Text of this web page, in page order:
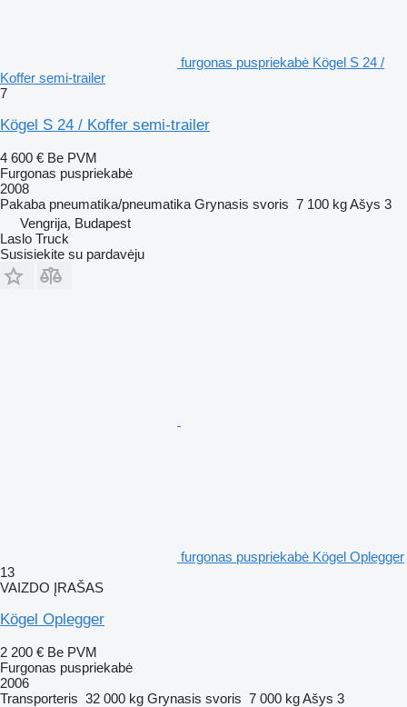
furgonas puspriekabė Kögel S 24 /
Koffer semi-trailer
7
Kögel S 24 / Koffer semi-trailer
4 600 € Be PVM
Furgonas puspriekabė
2008
Pakaba pneumatika/pneumatika Grynasis svoris 7 100 kgAšys 3
Vengrija, Budapest
Laslo Truck
Susisiekite su pardavėju
furgonas puspriekabė Kögel Oplegger
13
VAIZDO ĮRAŠAS
Kögel Oplegger
2 200 € Be PVM
Furgonas puspriekabė
2006
Transporteris 32 000 kg Grynasis svoris 7 000 kgAšys 3